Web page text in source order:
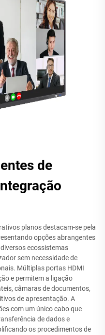
de
planos destacam-se pela
opções abrangentes
ecossistemas
sem necessidade de
Múltiplas portas HDMI
e permitem a ligação
câmaras de documentos,
de apresentação. A
com um único cabo que
de dados e
os procedimentos de